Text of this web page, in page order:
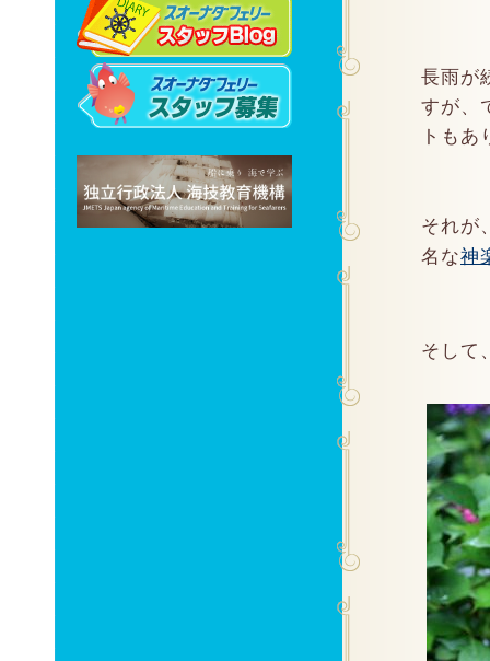
長雨が
すが、
トも
それが
名な神
そして